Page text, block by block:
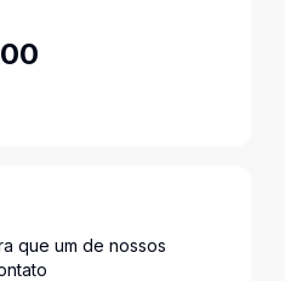
que um de nossos